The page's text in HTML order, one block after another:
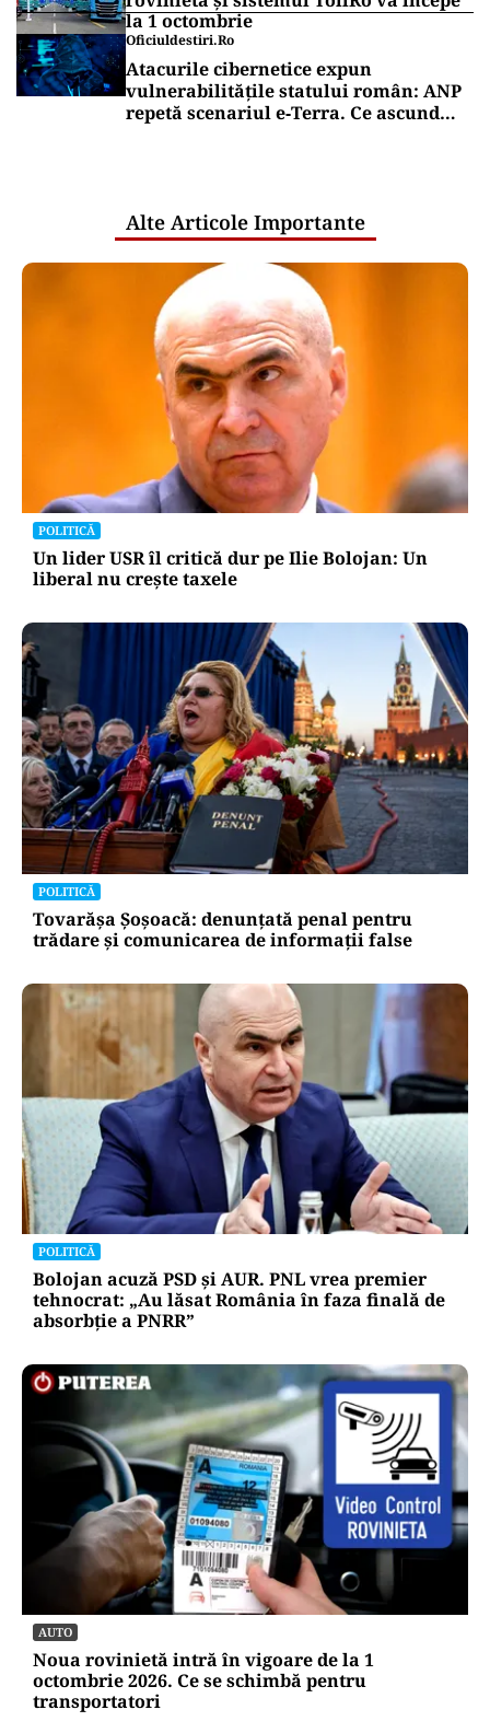
la 1 octombrie
Oficiuldestiri.ro
Atacurile cibernetice expun
vulnerabilitățile statului român: ANP
repetă scenariul e‑Terra. Ce ascund
Alte Articole Importante
POLITICĂ
Un lider USR îl critică dur pe Ilie Bolojan: Un
liberal nu crește taxele
POLITICĂ
Tovarășa Șoșoacă: denunțată penal pentru
trădare și comunicarea de informații false
POLITICĂ
Bolojan acuză PSD și AUR. PNL vrea premier
tehnocrat: „Au lăsat România în faza finală de
absorbţie a PNRR”
AUTO
Noua rovinietă intră în vigoare de la 1
octombrie 2026. Ce se schimbă pentru
transportatori